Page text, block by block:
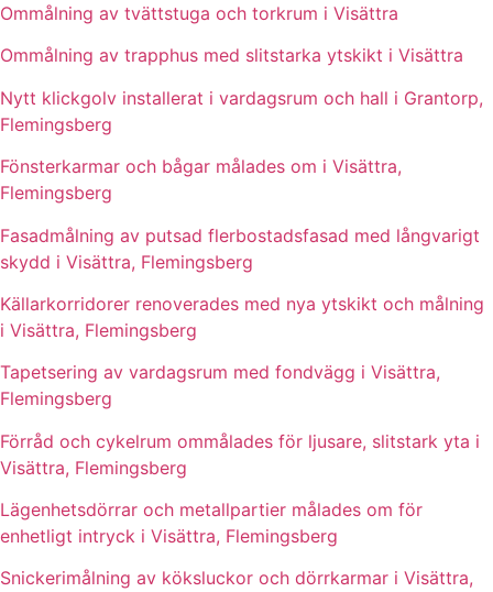
Ommålning av tvättstuga och torkrum i Visättra
Ommålning av trapphus med slitstarka ytskikt i Visättra
Nytt klickgolv installerat i vardagsrum och hall i Grantorp,
Flemingsberg
Fönsterkarmar och bågar målades om i Visättra,
Flemingsberg
Fasadmålning av putsad flerbostadsfasad med långvarigt
skydd i Visättra, Flemingsberg
Källarkorridorer renoverades med nya ytskikt och målning
i Visättra, Flemingsberg
Tapetsering av vardagsrum med fondvägg i Visättra,
Flemingsberg
Förråd och cykelrum ommålades för ljusare, slitstark yta i
Visättra, Flemingsberg
Lägenhetsdörrar och metallpartier målades om för
enhetligt intryck i Visättra, Flemingsberg
Snickerimålning av köksluckor och dörrkarmar i Visättra,